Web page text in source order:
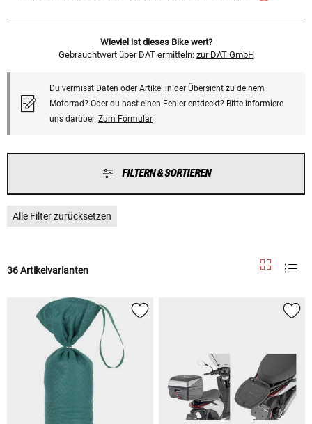
Wieviel ist dieses Bike wert?
Gebrauchtwert über DAT ermitteln: zur DAT GmbH
Du vermisst Daten oder Artikel in der Übersicht zu deinem
Motorrad? Oder du hast einen Fehler entdeckt? Bitte informiere
uns darüber. Zum Formular
FILTERN & SORTIEREN
Alle Filter zurücksetzen
36 Artikelvarianten